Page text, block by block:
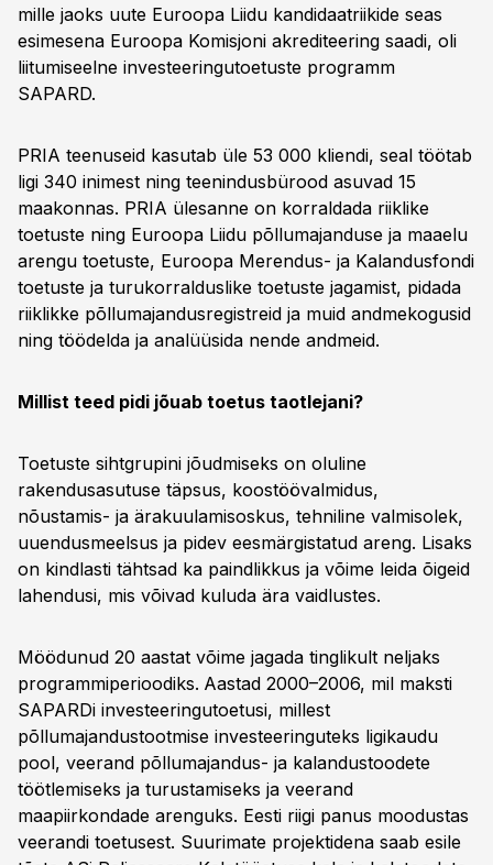
mille jaoks uute Euroopa Liidu kandidaatriikide seas
esimesena Euroopa Komisjoni akrediteering saadi, oli
liitumiseelne investeeringutoetuste programm
SAPARD.
PRIA teenuseid kasutab üle 53 000 kliendi, seal töötab
ligi 340 inimest ning teenindusbürood asuvad 15
maakonnas. PRIA ülesanne on korraldada riiklike
toetuste ning Euroopa Liidu põllumajanduse ja maaelu
arengu toetuste, Euroopa Merendus- ja Kalandusfondi
toetuste ja turukorralduslike toetuste jagamist, pidada
riiklikke põllumajandusregistreid ja muid andmekogusid
ning töödelda ja analüüsida nende andmeid.
Millist teed pidi jõuab toetus taotlejani?
Toetuste sihtgrupini jõudmiseks on oluline
rakendusasutuse täpsus, koostöövalmidus,
nõustamis- ja ärakuulamisoskus, tehniline valmisolek,
uuendusmeelsus ja pidev eesmärgistatud areng. Lisaks
on kindlasti tähtsad ka paindlikkus ja võime leida õigeid
lahendusi, mis võivad kuluda ära vaidlustes.
Möödunud 20 aastat võime jagada tinglikult neljaks
programmiperioodiks. Aastad 2000–2006, mil maksti
SAPARDi investeeringutoetusi, millest
põllumajandustootmise investeeringuteks ligikaudu
pool, veerand põllumajandus- ja kalandustoodete
töötlemiseks ja turustamiseks ja veerand
maapiirkondade arenguks. Eesti riigi panus moodustas
veerandi toetusest. Suurimate projektidena saab esile